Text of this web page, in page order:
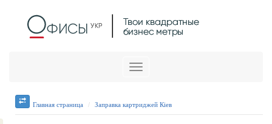
Меню
Главная страница Заправка картриджей Кіев